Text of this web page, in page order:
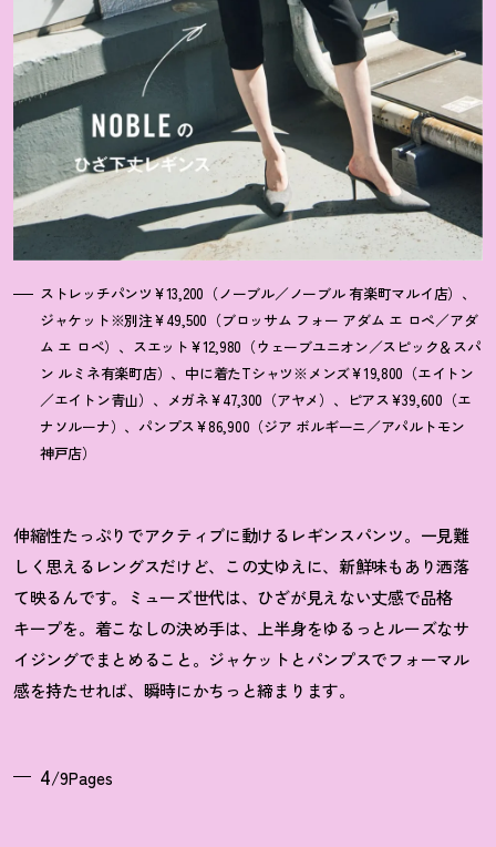
ストレッチパンツ¥13,200（ノーブル／ノーブル 有楽町マルイ店）、
ジャケット※別注¥49,500（ブロッサム フォー アダム エ ロペ／アダ
ム エ ロペ）、スエット¥12,980（ウェーブユニオン／スピック＆スパ
ン ルミネ有楽町店）、中に着たTシャツ※メンズ¥19,800（エイトン
／エイトン青山）、メガネ¥47,300（アヤメ）、ピアス¥39,600（エ
ナソルーナ）、パンプス¥86,900（ジア ボルギーニ／アパルトモン
神戸店）
伸縮性たっぷりでアクティブに動けるレギンスパンツ。一見難
しく思えるレングスだけど、この丈ゆえに、新鮮味もあり洒落
て映るんです。ミューズ世代は、ひざが見えない丈感で品格
キープを。着こなしの決め手は、上半身をゆるっとルーズなサ
イジングでまとめること。ジャケットとパンプスでフォーマル
感を持たせれば、瞬時にかちっと締まります。
4/9Pages